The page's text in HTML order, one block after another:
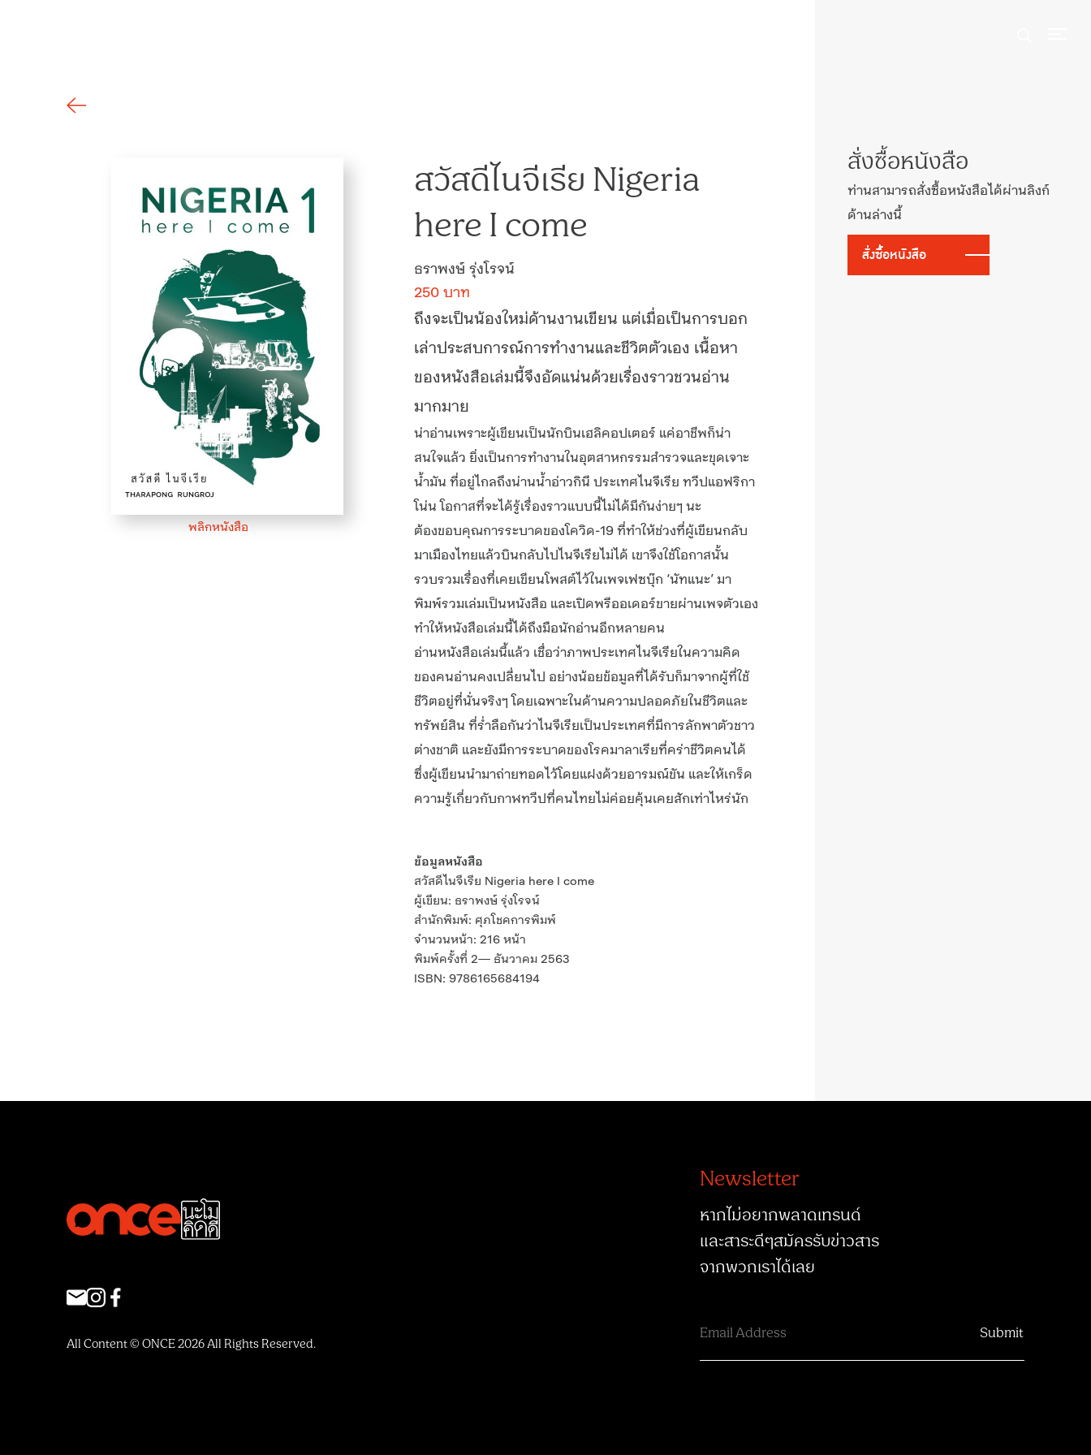
สั่งซื้อหนังสือ
ท่านสามารถสั่งซื้อหนังสือได้ผ่านลิงก์
ด้านล่างนี้
สั่งซื้อหนังสือ
พลิกหนังสือ
สวัสดีไนจีเรีย Nigeria
here I come
ธราพงษ์ รุ่งโรจน์
250 บาท
ถึงจะเป็นน้องใหม่ด้านงานเขียน แต่เมื่อเป็นการบอก
เล่าประสบการณ์การทำงานและชีวิตตัวเอง เนื้อหา
ของหนังสือเล่มนี้จึงอัดแน่นด้วยเรื่องราวชวนอ่าน
มากมาย
น่าอ่านเพราะผู้เขียนเป็นนักบินเฮลิคอปเตอร์ แค่อาชีพก็น่า
สนใจแล้ว ยิ่งเป็นการทำงานในอุตสาหกรรมสำรวจและขุดเจาะ
น้ำมัน ที่อยู่ไกลถึงน่านน้ำอ่าวกินี ประเทศไนจีเรีย ทวีปแอฟริกา
โน่น โอกาสที่จะได้รู้เรื่องราวแบบนี้ไม่ได้มีกันง่ายๆ นะ
ต้องขอบคุณการระบาดของโควิด-19 ที่ทำให้ช่วงที่ผู้เขียนกลับ
มาเมืองไทยแล้วบินกลับไปไนจีเรียไม่ได้ เขาจึงใช้โอกาสนั้น
รวบรวมเรื่องที่เคยเขียนโพสต์ไว้ในเพจเฟซบุ๊ก ‘นัทแนะ’ มา
พิมพ์รวมเล่มเป็นหนังสือ และเปิดพรีออเดอร์ขายผ่านเพจตัวเอง
ทำให้หนังสือเล่มนี้ได้ถึงมือนักอ่านอีกหลายคน
อ่านหนังสือเล่มนี้แล้ว เชื่อว่าภาพประเทศไนจีเรียในความคิด
ของคนอ่านคงเปลี่ยนไป อย่างน้อยข้อมูลที่ได้รับก็มาจากผู้ที่ใช้
ชีวิตอยู่ที่นั่นจริงๆ โดยเฉพาะในด้านความปลอดภัยในชีวิตและ
ทรัพย์สิน ที่ร่ำลือกันว่าไนจีเรียเป็นประเทศที่มีการลักพาตัวชาว
ต่างชาติ และยังมีการระบาดของโรคมาลาเรียที่คร่าชีวิตคนได้
ซึ่งผู้เขียนนำมาถ่ายทอดไว้โดยแฝงด้วยอารมณ์ขัน และให้เกร็ด
ความรู้เกี่ยวกับกาฬทวีปที่คนไทยไม่ค่อยคุ้นเคยสักเท่าไหร่นัก
ข้อมูลหนังสือ
สวัสดีไนจีเรีย Nigeria here I come
ผู้เขียน: ธราพงษ์ รุ่งโรจน์
สำนักพิมพ์: ศุภโชคการพิมพ์
จำนวนหน้า: 216 หน้า
พิมพ์ครั้งที่ 2— ธันวาคม 2563
ISBN: 9786165684194
All Content © ONCE 2026 All Rights Reserved.
Newsletter
หากไม่อยากพลาดเทรนด์
และสาระดีๆสมัครรับข่าวสาร
จากพวกเราได้เลย